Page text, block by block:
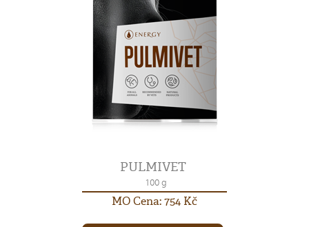
PULMIVET
100 g
MO Cena: 754 Kč